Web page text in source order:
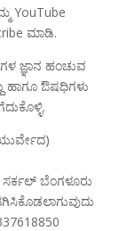
YouTube
ಮಾಡಿ.
ಜ್ಞಾನ ಹಂಚುವ
ಹಾಗೂ ಔಷಧಿಗಳು
ಬೆಂಗಳೂರು